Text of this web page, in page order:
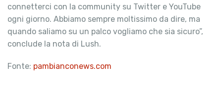
connetterci con la community su Twitter e YouTube
ogni giorno. Abbiamo sempre moltissimo da dire, ma
quando saliamo su un palco vogliamo che sia sicuro”,
conclude la nota di Lush.
Fonte: pambianconews.com